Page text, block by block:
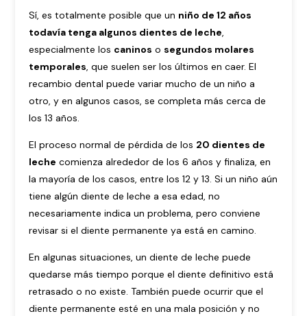
Sí, es totalmente posible que un niño de 12 años
todavía tenga algunos dientes de leche
especialmente los caninos o segundos molares
temporales , que suelen ser los últimos en caer. El
recambio dental puede variar mucho de un niño a
otro, y en algunos casos, se completa más cerca de
los 13 años.
El proceso normal de pérdida de los 20 dientes de
leche comienza alrededor de los 6 años y finaliza, en
la mayoría de los casos, entre los 12 y 13. Si un niño aún
tiene algún diente de leche a esa edad, no
necesariamente indica un problema, pero conviene
revisar si el diente permanente ya está en camino.
En algunas situaciones, un diente de leche puede
quedarse más tiempo porque el diente definitivo está
retrasado o no existe. También puede ocurrir que el
diente permanente esté en una mala posición y no